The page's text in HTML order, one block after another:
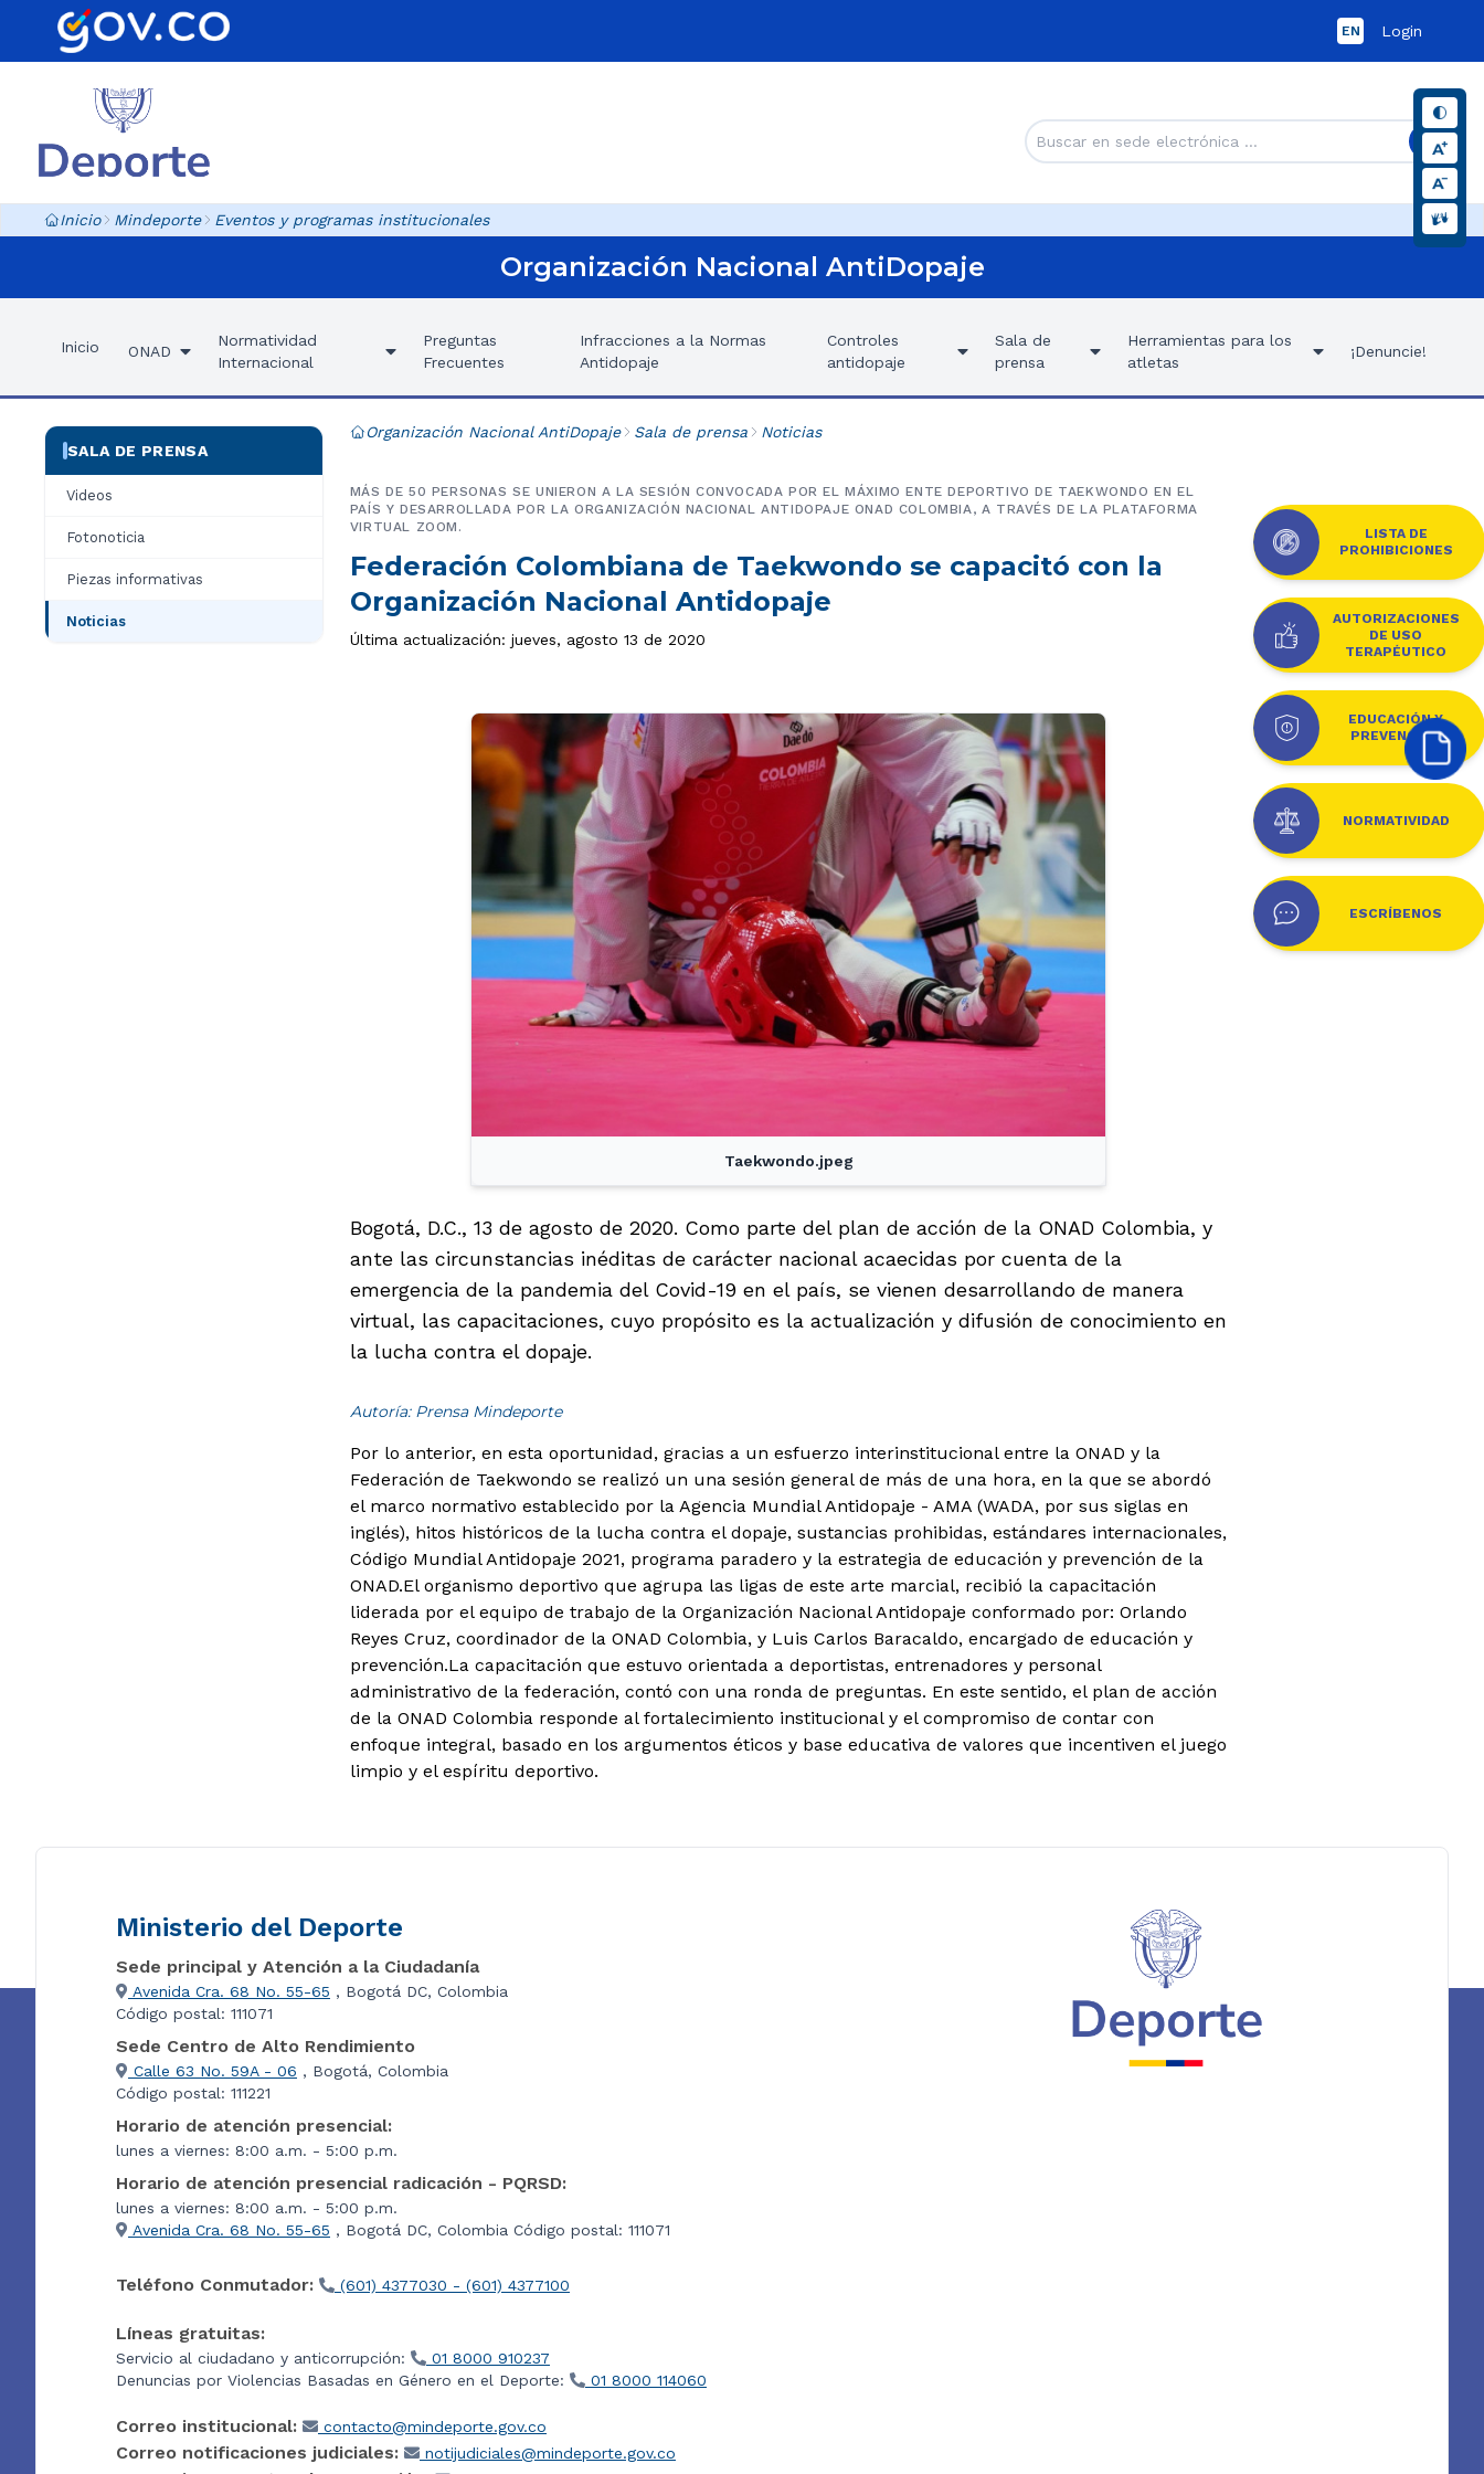
EN Login
Inicio Mindeporte Eventos y programas institucionales
Organización Nacional AntiDopaje
Inicio ONAD
Normatividad
Internacional
Preguntas
Frecuentes
Infracciones a la Normas
Antidopaje
Controles
antidopaje
Sala de
prensa
Herramientas para los
atletas
¡Denuncie!
SALA DE PRENSA
Videos
Fotonoticia
Piezas informativas
Noticias
Organización Nacional AntiDopaje Sala de prensa Noticias
Federación Colombiana de Taekwondo se capacitó con la
Organización Nacional Antidopaje
MÁS DE 50 PERSONAS SE UNIERON A LA SESIÓN CONVOCADA POR EL MÁXIMO ENTE DEPORTIVO DE TAEKWONDO EN EL
PAÍS Y DESARROLLADA POR LA ORGANIZACIÓN NACIONAL ANTIDOPAJE ONAD COLOMBIA, A TRAVÉS DE LA PLATAFORMA
VIRTUAL ZOOM.
Última actualización: jueves, agosto 13 de 2020
Taekwondo.jpeg
Bogotá, D.C., 13 de agosto de 2020. Como parte del plan de acción de la ONAD Colombia, y
ante las circunstancias inéditas de carácter nacional acaecidas por cuenta de la
emergencia de la pandemia del Covid-19 en el país, se vienen desarrollando de manera
virtual, las capacitaciones, cuyo propósito es la actualización y difusión de conocimiento en
la lucha contra el dopaje.
Autoría: Prensa Mindeporte
Por lo anterior, en esta oportunidad, gracias a un esfuerzo interinstitucional entre la ONAD y la
Federación de Taekwondo se realizó un una sesión general de más de una hora, en la que se abordó
el marco normativo establecido por la Agencia Mundial Antidopaje - AMA (WADA, por sus siglas en
inglés), hitos históricos de la lucha contra el dopaje, sustancias prohibidas, estándares internacionales,
Código Mundial Antidopaje 2021, programa paradero y la estrategia de educación y prevención de la
ONAD.El organismo deportivo que agrupa las ligas de este arte marcial, recibió la capacitación
liderada por el equipo de trabajo de la Organización Nacional Antidopaje conformado por: Orlando
Reyes Cruz, coordinador de la ONAD Colombia, y Luis Carlos Baracaldo, encargado de educación y
prevención.La capacitación que estuvo orientada a deportistas, entrenadores y personal
administrativo de la federación, contó con una ronda de preguntas. En este sentido, el plan de acción
de la ONAD Colombia responde al fortalecimiento institucional y el compromiso de contar con
enfoque integral, basado en los argumentos éticos y base educativa de valores que incentiven el juego
limpio y el espíritu deportivo.
LISTA DE
PROHIBICIONES
AUTORIZACIONES
DE USO
TERAPÉUTICO
EDUCACIÓN Y
PREVENCIÓN
NORMATIVIDAD
ESCRÍBENOS
Ministerio del Deporte
Sede principal y Atención a la Ciudadanía
Avenida Cra. 68 No. 55-65 , Bogotá DC, Colombia
Código postal: 111071
Sede Centro de Alto Rendimiento
Calle 63 No. 59A - 06 , Bogotá, Colombia
Código postal: 111221
Horario de atención presencial:
lunes a viernes: 8:00 a.m. - 5:00 p.m.
Horario de atención presencial radicación - PQRSD:
lunes a viernes: 8:00 a.m. - 5:00 p.m.
Avenida Cra. 68 No. 55-65 , Bogotá DC, Colombia Código postal: 111071
Teléfono Conmutador: (601) 4377030 - (601) 4377100
Líneas gratuitas:
Servicio al ciudadano y anticorrupción:
01 8000 910237
Denuncias por Violencias Basadas en Género en el Deporte:
01 8000 114060
Correo institucional: contacto@mindeporte.gov.co
Correo notificaciones judiciales: notijudiciales@mindeporte.gov.co